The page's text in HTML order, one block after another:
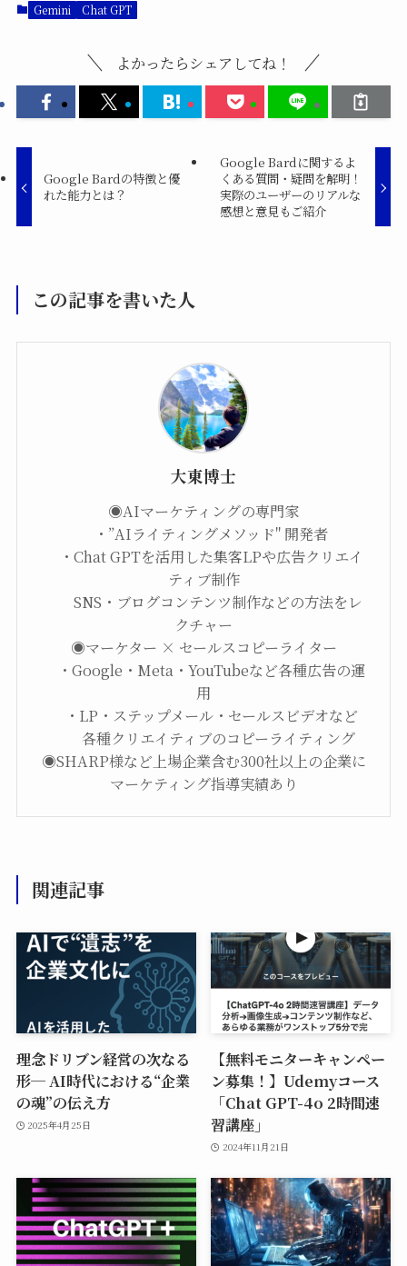
Gemini Chat GPT
よかったらシェアしてね！
Google Bardの特徴と優
れた能力とは？
Google Bardに関するよ
くある質問・疑問を解明！
実際のユーザーのリアルな
感想と意見もご紹介
この記事を書いた人
大東博士
◉AIマーケティングの専門家
・”AIライティングメソッド" 開発者
・Chat GPTを活用した集客LPや広告クリエイ
ティブ制作
SNS・ブログコンテンツ制作などの方法をレ
クチャー
◉マーケター × セールスコピーライター
・Google・Meta・YouTubeなど各種広告の運
用
・LP・ステップメール・セールスビデオなど
各種クリエイティブのコピーライティング
◉SHARP様など上場企業含む300社以上の企業に
マーケティング指導実績あり
関連記事
理念ドリブン経営の次なる
形─ AI時代における“企業
の魂”の伝え方
2025年4月25日
【無料モニターキャンペー
ン募集！】Udemyコース
「Chat GPT-4o 2時間速
習講座」
2024年11月21日